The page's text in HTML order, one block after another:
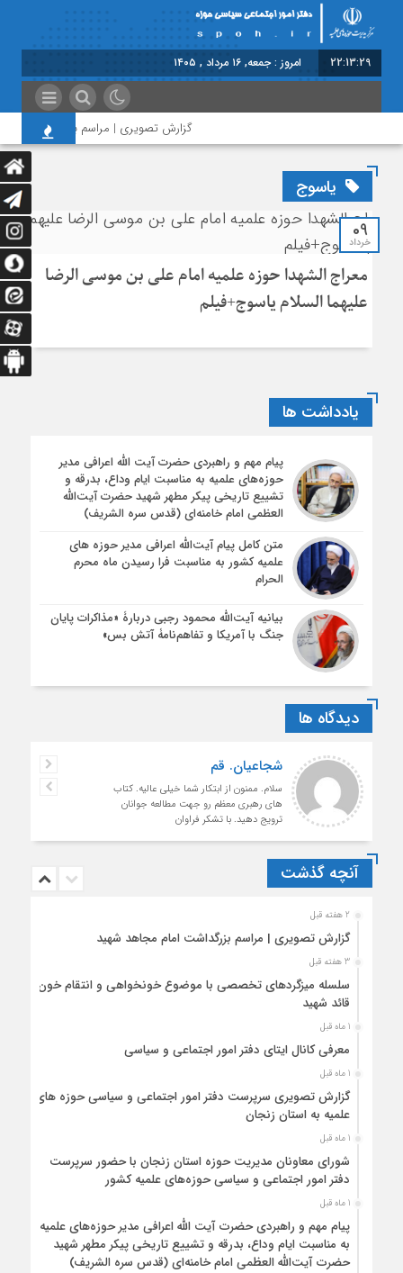
22:13:30 امروز : جمعه, ۱۶ مرداد , ۱۴۰۵
گزارش تصویری | مراسم بزرگداشت امام
یاسوج
09
خرداد
معراج الشهدا حوزه علمیه امام علی بن موسی الرضا
علیهما السلام یاسوج+فیلم
یادداشت ها
پیام مهم و راهبردی حضرت آیت الله اعرافی مدیر
حوزه‌های علمیه به مناسبت ایام وداع، بدرقه و
تشییع تاریخی پیکر مطهر شهید حضرت آیت‌الله
العظمی امام خامنه‌ای (قدس سره الشریف)
متن کامل پیام آیت‌الله اعرافی مدیر حوزه های
علمیه کشور به مناسبت فرا رسیدن ماه محرم
الحرام
بیانیه آیت‌الله محمود رجبی دربارۀ «مذاکرات پایان
جنگ با آمریکا و تفاهم‌نامۀ آتش بس»
دیدگاه ها
شجاعیان. قم
سلام. ممنون از ابتکار شما خیلی عالیه. کتاب
های رهبری معظم رو جهت مطالعه جوانان
ترویج دهید. با تشکر فراوان
آنچه گذشت
2 هفته قبل
گزارش تصویری | مراسم بزرگداشت امام مجاهد شهید
3 هفته قبل
سلسله میزگردهای تخصصی با موضوع خونخواهی و انتقام خون
قائد شهید
1 ماه قبل
معرفی کانال ایتای دفتر امور اجتماعی و سیاسی
1 ماه قبل
گزارش تصویری سرپرست دفتر امور اجتماعی و سیاسی حوزه های
علمیه به استان زنجان
1 ماه قبل
شورای معاونان مدیریت حوزه استان زنجان با حضور سرپرست
دفتر امور اجتماعی و سیاسی حوزه‌های علمیه کشور
1 ماه قبل
پیام مهم و راهبردی حضرت آیت الله اعرافی مدیر حوزه‌های علمیه
به مناسبت ایام وداع، بدرقه و تشییع تاریخی پیکر مطهر شهید
حضرت آیت‌الله العظمی امام خامنه‌ای (قدس سره الشریف)